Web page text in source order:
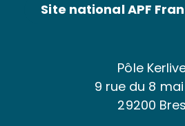
Site national APF
Pôle
9 rue du 8 mai
29200